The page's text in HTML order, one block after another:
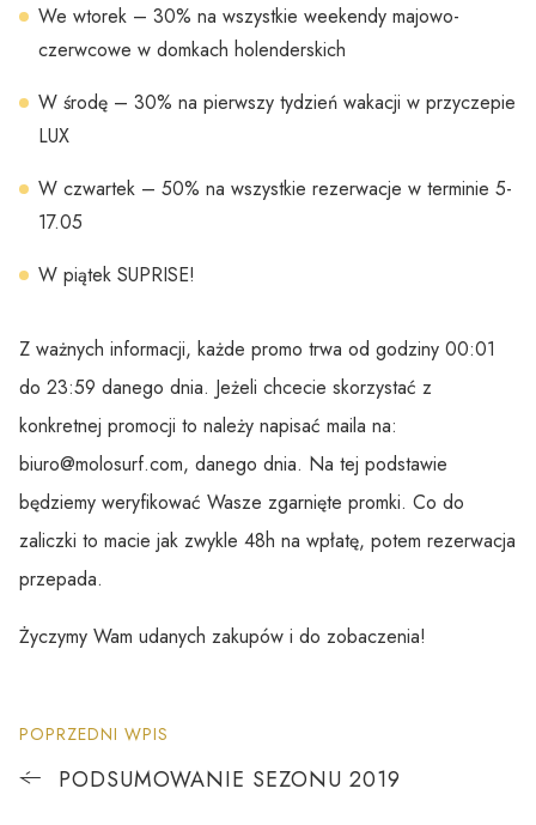
We wtorek – 30% na wszystkie weekendy majowo-
czerwcowe w domkach holenderskich
W środę – 30% na pierwszy tydzień wakacji w przyczepie
LUX
W czwartek – 50% na wszystkie rezerwacje w terminie 5-
17.05
W piątek SUPRISE!
Z ważnych informacji, każde promo trwa od godziny 00:01
do 23:59 danego dnia. Jeżeli chcecie skorzystać z
konkretnej promocji to należy napisać maila na:
biuro@molosurf.com, danego dnia. Na tej podstawie
będziemy weryfikować Wasze zgarnięte promki. Co do
zaliczki to macie jak zwykle 48h na wpłatę, potem rezerwacja
przepada.
Życzymy Wam udanych zakupów i do zobaczenia!
POPRZEDNI WPIS
PODSUMOWANIE SEZONU 2019